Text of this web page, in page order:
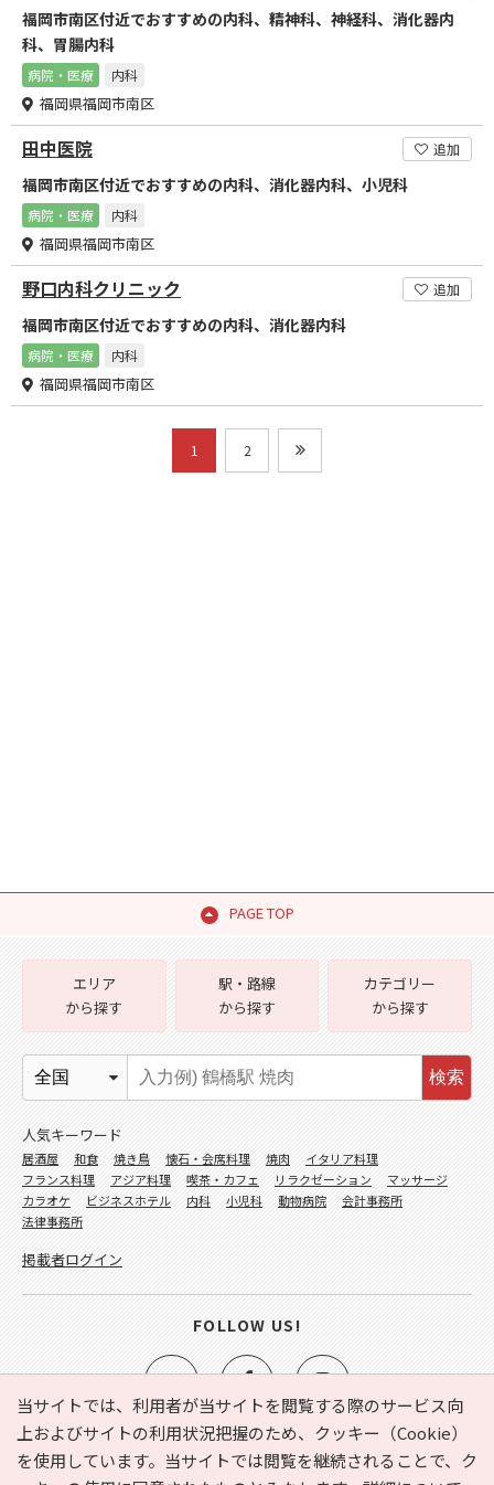
福岡市南区付近でおすすめの内科、精神科、神経科、消化器内
科、胃腸内科
病院・医療 内科
福岡県福岡市南区
田中医院 追加
福岡市南区付近でおすすめの内科、消化器内科、小児科
病院・医療 内科
福岡県福岡市南区
野口内科クリニック 追加
福岡市南区付近でおすすめの内科、消化器内科
病院・医療 内科
福岡県福岡市南区
1 2
PAGE TOP
当サイトでは、利用者が当サイトを閲覧する際のサービス向
上およびサイトの利用状況把握のため、クッキー（Cookie）
を使用しています。当サイトでは閲覧を継続されることで、ク
e-NAVITA（イーナビタ）とは？ お気に入り ヘルプ
エリア
から探す
駅・路線
から探す
カテゴリー
から探す
検索
人気キーワード
居酒屋 和食 焼き鳥 懐石・会席料理 焼肉
イタリア料理
フランス料理
アジア料理 喫茶・カフェ リラクゼーション
マッサージ
カラオケ
ビジネスホテル 内科 小児科 動物病院
会計事務所
法律事務所
掲載者ログイン
FOLLOW US!